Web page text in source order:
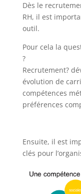
Dès le
RH, il est
outil.
Pour cela la
?
Recrutement?
évolution de
compétences
préférences
Ensuite, il est
clés pour